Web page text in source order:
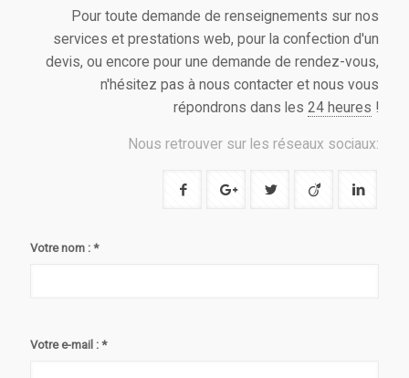
Pour toute demande de renseignements sur nos
services et prestations web, pour la confection d'un
devis, ou encore pour une demande de rendez-vous,
n'hésitez pas à nous contacter et nous vous
répondrons dans les 24 heures !
Nous retrouver sur les réseaux sociaux:
Votre nom : *
Votre e-mail : *